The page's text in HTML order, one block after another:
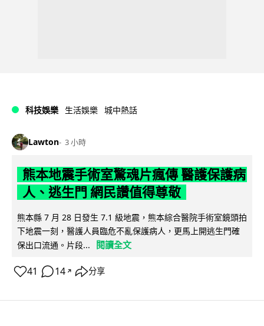
科技娛樂 生活娛樂 城中熱話
Lawton 3 小時
熊本地震手術室驚魂片瘋傳 醫護保護病
人、逃生門 網民讚值得尊敬
熊本縣 7 月 28 日發生 7.1 級地震，熊本綜合醫院手術室鏡頭拍
下地震一刻，醫護人員臨危不亂保護病人，更馬上開逃生門確
保出口流通。片段...
閱讀全文
41 14 ↗ 分享